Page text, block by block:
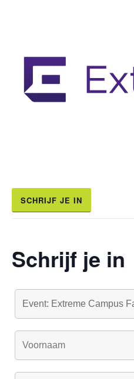
SCHRIJF JE IN
Schrijf je in